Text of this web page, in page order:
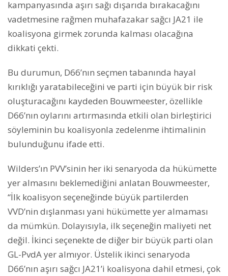
kampanyasında aşırı sağı dışarıda bırakacağını
vadetmesine rağmen muhafazakar sağcı JA21 ile
koalisyona girmek zorunda kalması olacağına
dikkati çekti.
Bu durumun, D66’nın seçmen tabanında hayal
kırıklığı yaratabileceğini ve parti için büyük bir risk
oluşturacağını kaydeden Bouwmeester, özellikle
D66’nın oylarını artırmasında etkili olan birleştirici
söyleminin bu koalisyonla zedelenme ihtimalinin
bulunduğunu ifade etti.
Wilders’ın PVV’sinin her iki senaryoda da hükümette
yer almasını beklemediğini anlatan Bouwmeester,
“İlk koalisyon seçeneğinde büyük partilerden
VVD’nin dışlanması yani hükümette yer almaması
da mümkün. Dolayısıyla, ilk seçeneğin maliyeti net
değil. İkinci seçenekte de diğer bir büyük parti olan
GL-PvdA yer almıyor. Üstelik ikinci senaryoda
D66’nın aşırı sağcı JA21’i koalisyona dahil etmesi, çok